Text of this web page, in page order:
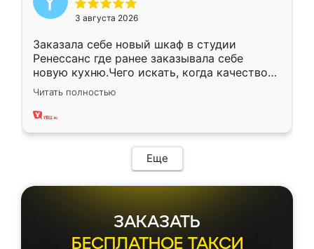
3 августа 2026
Заказала себе новый шкаф в студии
Ренессанс где ранее заказывала себе
новую кухню.Чего искать, когда качеством
вполне довольна. Служит кухня уже почти
два года, нареканий нет.
Читать полностью
Еще
ЗАКАЗАТЬ
БЕСПЛАТНОЕ ТАКСИ